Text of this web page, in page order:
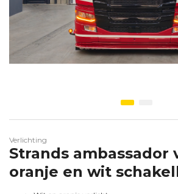
Ga naar het begin van de
Verlichting
Strands ambassador
oranje en wit